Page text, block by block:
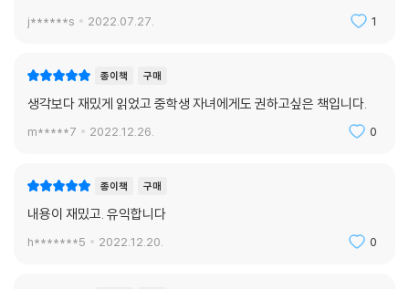
는 정도일지 모르겠다. 그러나 ‘전격적으로’ 제비의 삶을 선포한다면 스케
모험으로 가득한 독특한 저자의 일상에 입을 떡 벌리게 될 수도 있겠다.
이 책에서 저자는 나무에 열리는 비누 열매 소프넛(soap nut)으로 머리
를 감고, 설화 속 바리데기 공주 뺨치는 친환경 빨래 솜씨로 면 생리대를 희
끓이던 냄비로 엽기떡볶이를 테이크아웃하고, 남이 무심코 길에 버린 투명
페트병을 보면 유기견 보듯 안쓰러워하다 기어코 주워다 전용 수거함에 데
려다주고, 천 주머니 내밀며 재래시장에서 마늘 사다가 시장 할머니들의
아이돌이 되는 등 특유의 엉뚱함으로 2020년대를 사는 한국인으로서 불
j******s 2022.07.27. 1
종이책 구매
생각보다 재밌게 읽었고 중학생 자녀에게도 권하고싶은 책입니다.
m*****7 2022.12.26. 0
종이책 구매
내용이 재밌고. 유익합니다
h*******5 2022.12.20. 0